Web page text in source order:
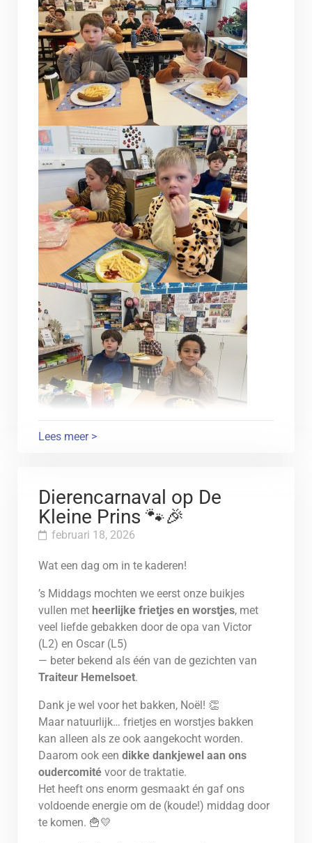
Lees meer >
Dierencarnaval op De
Kleine Prins 🐾🎉
februari 18, 2026
Wat een dag om in te kaderen!
’s Middags mochten we eerst onze buikjes
vullen met heerlijke frietjes en worstjes, met
veel liefde gebakken door de opa van Victor
(L2) en Oscar (L5)
— beter bekend als één van de gezichten van
Traiteur Hemelsoet.
Dank je wel voor het bakken, Noël! 👏
Maar natuurlijk… frietjes en worstjes bakken
kan alleen als ze ook aangekocht worden.
Daarom ook een dikke dankjewel aan ons
oudercomité voor de traktatie.
Het heeft ons enorm gesmaakt én gaf ons
voldoende energie om de (koude!) middag door
te komen. 🍟💛